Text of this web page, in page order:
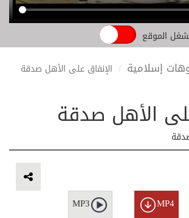
الموقع
إسلامية الإنفاق على الأهل صدقة
الأهل صدقة
MP4
MP3